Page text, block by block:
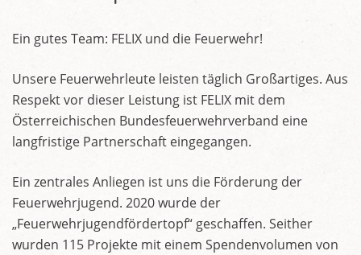
Ein gutes Team: FELIX und die Feuerwehr!
Unsere Feuerwehrleute leisten täglich Großartiges. Aus
Respekt vor dieser Leistung ist FELIX mit dem
Österreichischen Bundesfeuerwehrverband eine
langfristige Partnerschaft eingegangen.
Ein zentrales Anliegen ist uns die Förderung der
Feuerwehrjugend. 2020 wurde der
„Feuerwehrjugendfördertopf“ geschaffen. Seither
wurden 115 Projekte mit einem Spendenvolumen von